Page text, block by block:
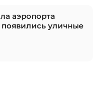
аэропорта
уличные